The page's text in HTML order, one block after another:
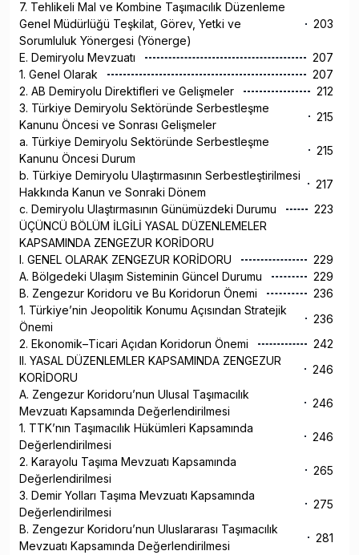
7. Tehlikeli Mal ve Kombine Taşımacılık Düzenleme
Genel Müdürlüğü Teşkilat, Görev, Yetki ve
Sorumluluk Yönergesi (Yönerge)
203
E. Demiryolu Mevzuatı
207
1. Genel Olarak
207
2. AB Demiryolu Direktifleri ve Gelişmeler
212
3. Türkiye Demiryolu Sektöründe Serbestleşme
Kanunu Öncesi ve Sonrası Gelişmeler
215
a. Türkiye Demiryolu Sektöründe Serbestleşme
Kanunu Öncesi Durum
215
b. Türkiye Demiryolu Ulaştırmasının Serbestleştirilmesi
Hakkında Kanun ve Sonraki Dönem
217
c. Demiryolu Ulaştırmasının Günümüzdeki Durumu
223
ÜÇÜNCÜ BÖLÜM İLGİLİ YASAL DÜZENLEMELER
KAPSAMINDA ZENGEZUR KORİDORU
I. GENEL OLARAK ZENGEZUR KORİDORU
229
A. Bölgedeki Ulaşım Sisteminin Güncel Durumu
229
B. Zengezur Koridoru ve Bu Koridorun Önemi
236
1. Türkiye’nin Jeopolitik Konumu Açısından Stratejik
Önemi
236
2. Ekonomik–Ticari Açıdan Koridorun Önemi
242
II. YASAL DÜZENLEMLER KAPSAMINDA ZENGEZUR
KORİDORU
246
A. Zengezur Koridoru’nun Ulusal Taşımacılık
Mevzuatı Kapsamında Değerlendirilmesi
246
1. TTK’nın Taşımacılık Hükümleri Kapsamında
Değerlendirilmesi
246
2. Karayolu Taşıma Mevzuatı Kapsamında
Değerlendirilmesi
265
3. Demir Yolları Taşıma Mevzuatı Kapsamında
Değerlendirilmesi
275
B. Zengezur Koridoru’nun Uluslararası Taşımacılık
Mevzuatı Kapsamında Değerlendirilmesi
281